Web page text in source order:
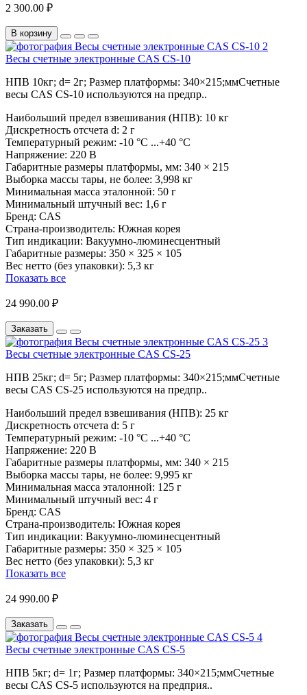
2 300.00 ₽
В корзину
Весы счетные электронные CAS CS-10
НПВ 10кг; d= 2г; Размер платформы: 340×215;ммСчетные
весы CAS CS-10 используются на предпр..
Наибольший предел взвешивания (НПВ): 10 кг
Дискретность отсчета d: 2 г
Температурный режим: -10 °С ...+40 °С
Напряжение: 220 В
Габаритные размеры платформы, мм: 340 × 215
Выборка массы тары, не более: 3,998 кг
Минимальная масса эталонной: 50 г
Минимальный штучный вес: 1,6 г
Бренд: CAS
Страна-производитель: Южная корея
Тип индикации: Вакуумно-люминесцентный
Габаритные размеры: 350 × 325 × 105
Вес нетто (без упаковки): 5,3 кг
Показать все
24 990.00 ₽
Заказать
Весы счетные электронные CAS CS-25
НПВ 25кг; d= 5г; Размер платформы: 340×215;ммСчетные
весы CAS CS-25 используются на предпр..
Наибольший предел взвешивания (НПВ): 25 кг
Дискретность отсчета d: 5 г
Температурный режим: -10 °С ...+40 °С
Напряжение: 220 В
Габаритные размеры платформы, мм: 340 × 215
Выборка массы тары, не более: 9,995 кг
Минимальная масса эталонной: 125 г
Минимальный штучный вес: 4 г
Бренд: CAS
Страна-производитель: Южная корея
Тип индикации: Вакуумно-люминесцентный
Габаритные размеры: 350 × 325 × 105
Вес нетто (без упаковки): 5,3 кг
Показать все
24 990.00 ₽
Заказать
Весы счетные электронные CAS CS-5
НПВ 5кг; d= 1г; Размер платформы: 340×215;ммСчетные
весы CAS CS-5 используются на предприя..